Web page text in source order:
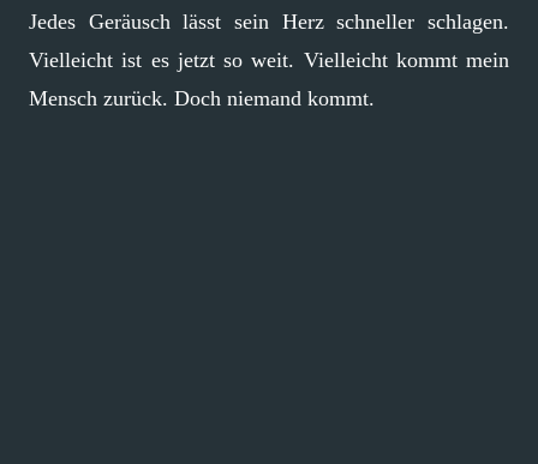
Jedes Geräusch lässt sein Herz schneller schlagen.
Vielleicht ist es jetzt so weit. Vielleicht kommt mein
Mensch zurück. Doch niemand kommt.